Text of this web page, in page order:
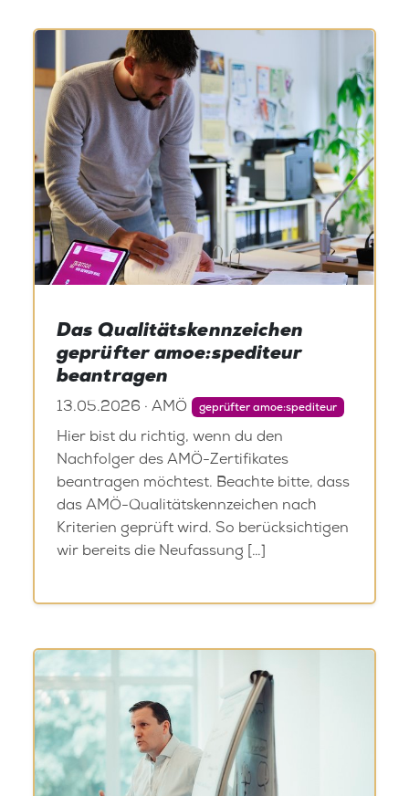
Das Qualitätskennzeichen
geprüfter amoe:spediteur
beantragen
13.05.2026 · AMÖ geprüfter amoe:spediteur
Hier bist du richtig, wenn du den
Nachfolger des AMÖ-Zertifikates
beantragen möchtest. Beachte bitte, dass
das AMÖ-Qualitätskennzeichen nach
Kriterien geprüft wird. So berücksichtigen
wir bereits die Neufassung […]